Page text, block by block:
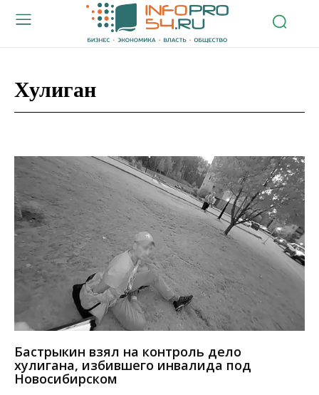
Хулиган
Бастрыкин взял на контроль дело
хулигана, избившего инвалида под
Новосибирском